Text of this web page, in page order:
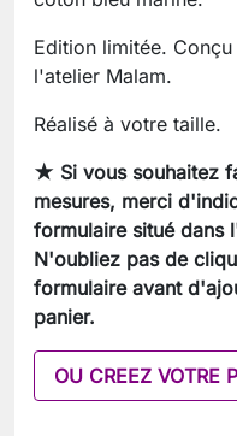
Edition limitée.
l'atelier Malam.
Réalisé à votre taille.
★ Si vous souhaitez
mesures, merci
formulaire situé dans
N'oubliez pas de
formulaire avant
panier.
OU CREEZ VOTRE